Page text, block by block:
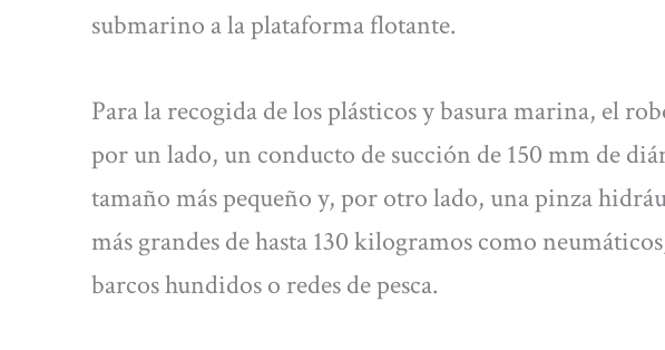
submarino a la plataforma flotante.
Para la recogida de los plásticos y basura marina, el
por un lado, un conducto de succión de 150 mm de
tamaño más pequeño y, por otro lado, una pinza
más grandes de hasta 130 kilogramos como
barcos hundidos o redes de pesca.